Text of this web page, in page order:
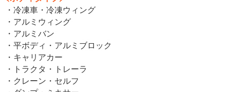
・冷凍車・冷凍ウィング
・アルミウィング
・アルミバン
・平ボディ・アルミブロック
・キャリアカー
・トラクタ・トレーラ
・クレーン・セルフ